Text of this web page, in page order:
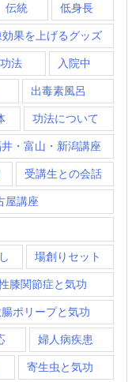
伝統 低身長
果を上げるグッズ
法 入院中
出毒素風呂
功法について
・富山・新潟講座
受講生との会話
屋講座
場創りセット
膝関節症と気功
腸ポリープと気功
婦人病疾患
寄生虫と気功